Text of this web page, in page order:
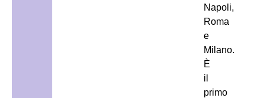
Napoli,
Roma
e
Milano.
È
il
primo